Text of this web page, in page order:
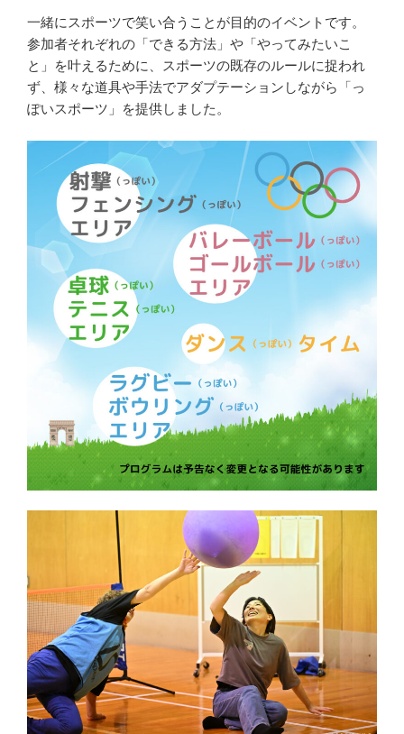
一緒にスポーツで笑い合うことが目的のイベントです。
参加者それぞれの「できる方法」や「やってみたいこ
と」を叶えるために、スポーツの既存のルールに捉われ
ず、様々な道具や手法でアダプテーションしながら「っ
ぽいスポーツ」を提供しました。